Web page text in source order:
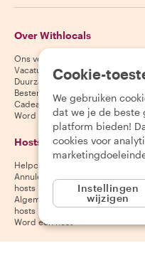
Over Withlocals
Ons verhaal
Vacatures
Duurzaamheid
Bestemmingen
Cadeaubonnen
Word partner
Hosts
Helpcentrum voor hosts
Annuleringsvoorwaarden voor
hosts
Algemene voorwaarden voor
hosts
Word een host
Cookie-
We gebruiken
dat we je de beste
platform bieden!
cookies voor
Instellingen
wijzigen